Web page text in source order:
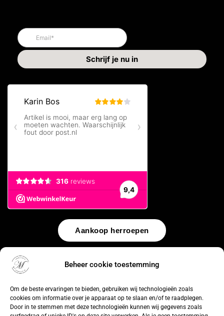
Beheer cookie toestemming
Om de beste ervaringen te bieden, gebruiken wij technologieën zoals
cookies om informatie over je apparaat op te slaan en/of te raadplegen.
Door in te stemmen met deze technologieën kunnen wij gegevens zoals
Aankoop herroepen
© 2026 by
Privacy Policy CookiebeleidSitemap